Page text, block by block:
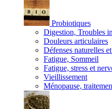
Probiotiques
Digestion, Troubles
Douleurs articulaires
Défenses naturelles
Fatigue, Sommeil
Fatigue, stress et
Vieillissement
Ménopause,